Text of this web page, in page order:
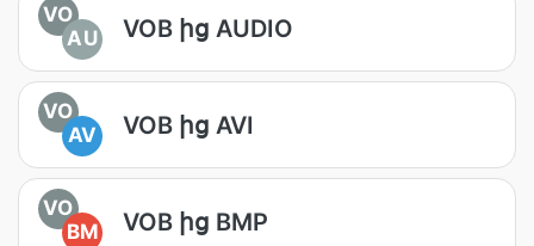
VO
AU
VOB ից AUDIO
VO
AV
VOB ից AVI
VO
BM
VOB ից BMP